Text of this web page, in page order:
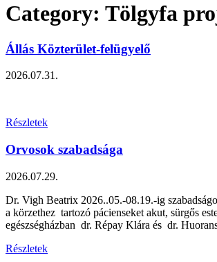
Category: Tölgyfa
Állás Közterület-felügyelő
2026.07.31.
Részletek
Orvosok szabadsága
2026.07.29.
Dr. Vigh Beatrix 2026..05.-08.19.-ig
a körzethez tartozó pácienseket akut, sürgős
egészségházban dr. Répay Klára és dr.
Részletek